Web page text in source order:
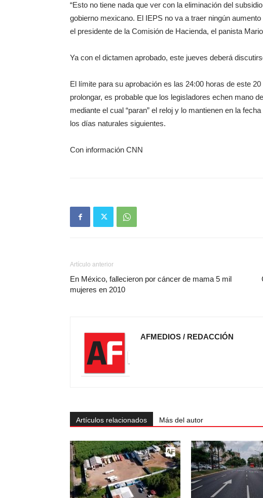
“Esto no tiene nada que ver con la eliminación del
gobierno mexicano. El IEPS no va a traer ningún
el presidente de la Comisión de Hacienda, el panista
Ya con el dictamen aprobado, este jueves deberá
El límite para su aprobación es las 24:00 horas de este
prolongar, es probable que los legisladores echen mano
mediante el cual “paran” el reloj y lo mantienen en la
los días naturales siguientes.
Con información CNN
Artículo anterior
En México, fallecieron por cáncer de mama 5 mil
mujeres en 2010
AFMEDIOS / REDACCIÓN
Artículos relacionados Más del autor